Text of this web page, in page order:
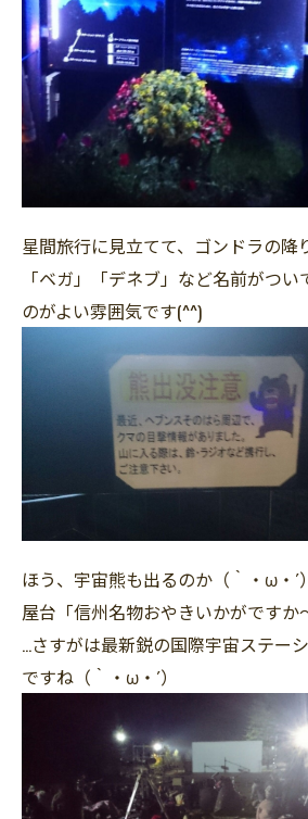
星間旅行に見立てて、ゴンドラの降
「ベガ」「デネブ」など名前がつい
のがよい雰囲気です(^^)
ほう、宇宙熊も出るのか（｀・ω・´）
屋台「信州名物おやきいかがですか
…さすがは最新鋭の国際宇宙ステー
ですね（｀・ω・´）